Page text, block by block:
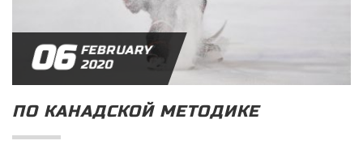
06 FEBRUARY
2020
ПО КАНАДСКОЙ МЕТОДИКЕ